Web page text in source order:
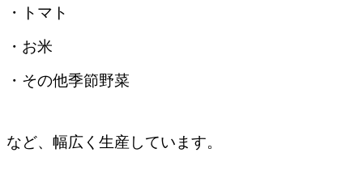
・トマト
・お米
・その他季節野菜
など、幅広く生産しています。